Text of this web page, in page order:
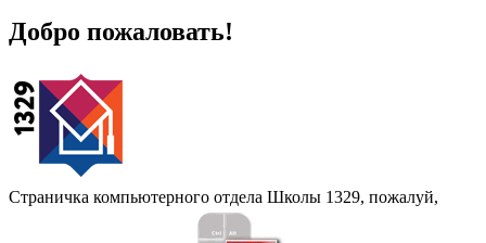
Добро пожаловать!
Страничка компьютерного отдела Школы 1329, пожалуй,